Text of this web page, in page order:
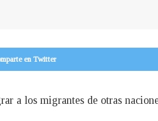
en Twitter
a los migrantes de otras